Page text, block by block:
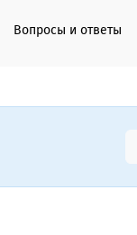
Вопросы и ответы